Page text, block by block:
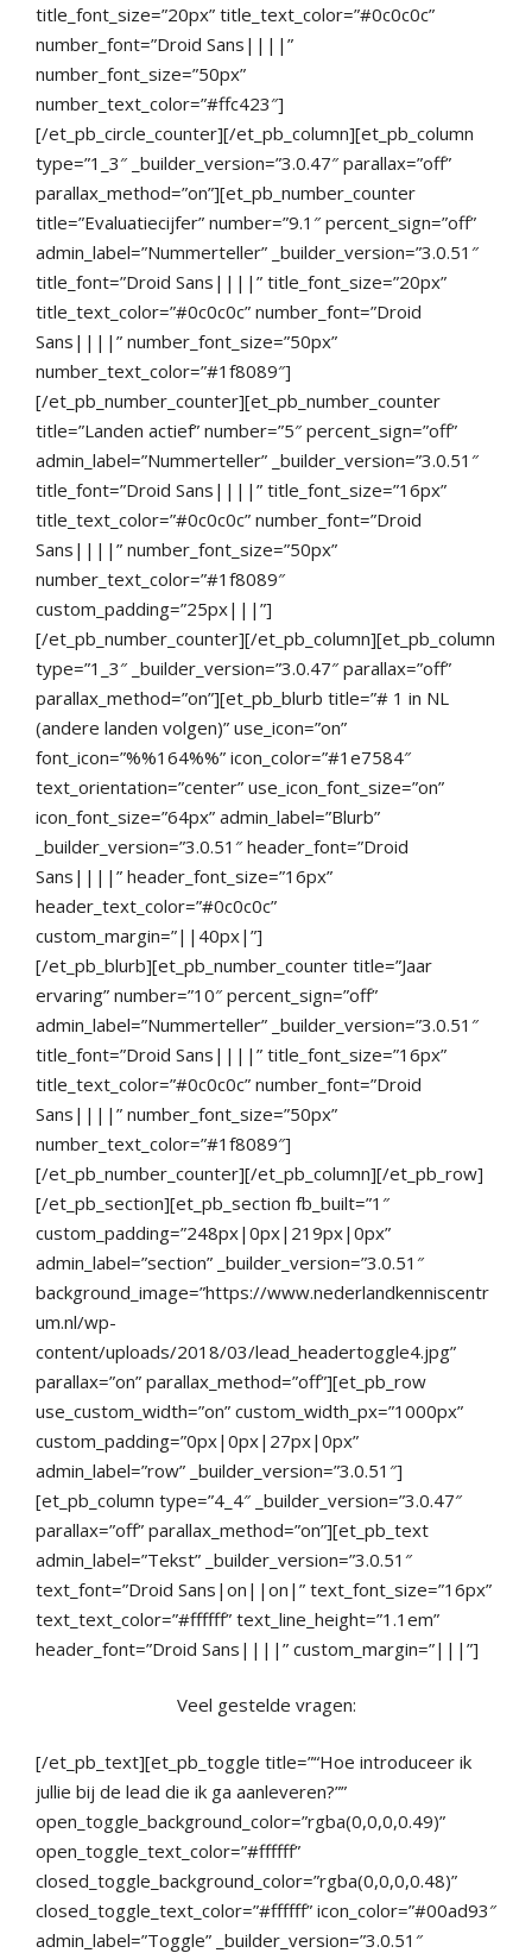
title_font_size=”20px” title_text_color=”#0c0c0c”
number_font=”Droid Sans||||”
number_font_size=”50px”
number_text_color=”#ffc423″]
[/et_pb_circle_counter][/et_pb_column][et_pb_column
type=”1_3″ _builder_version=”3.0.47″ parallax=”off”
parallax_method=”on”][et_pb_number_counter
title=”Evaluatiecijfer” number=”9.1″ percent_sign=”off”
admin_label=”Nummerteller” _builder_version=”3.0.51″
title_font=”Droid Sans||||” title_font_size=”20px”
title_text_color=”#0c0c0c” number_font=”Droid
Sans||||” number_font_size=”50px”
number_text_color=”#1f8089″]
[/et_pb_number_counter][et_pb_number_counter
title=”Landen actief” number=”5″ percent_sign=”off”
admin_label=”Nummerteller” _builder_version=”3.0.51″
title_font=”Droid Sans||||” title_font_size=”16px”
title_text_color=”#0c0c0c” number_font=”Droid
Sans||||” number_font_size=”50px”
number_text_color=”#1f8089″
custom_padding=”25px|||”]
[/et_pb_number_counter][/et_pb_column][et_pb_column
type=”1_3″ _builder_version=”3.0.47″ parallax=”off”
parallax_method=”on”][et_pb_blurb title=”# 1 in NL
(andere landen volgen)” use_icon=”on”
font_icon=”%%164%%” icon_color=”#1e7584″
text_orientation=”center” use_icon_font_size=”on”
icon_font_size=”64px” admin_label=”Blurb”
_builder_version=”3.0.51″ header_font=”Droid
Sans||||” header_font_size=”16px”
header_text_color=”#0c0c0c”
custom_margin=”||40px|”]
[/et_pb_blurb][et_pb_number_counter title=”Jaar
ervaring” number=”10″ percent_sign=”off”
admin_label=”Nummerteller” _builder_version=”3.0.51″
title_font=”Droid Sans||||” title_font_size=”16px”
title_text_color=”#0c0c0c” number_font=”Droid
Sans||||” number_font_size=”50px”
number_text_color=”#1f8089″]
[/et_pb_number_counter][/et_pb_column][/et_pb_row]
[/et_pb_section][et_pb_section fb_built=”1″
custom_padding=”248px|0px|219px|0px”
admin_label=”section” _builder_version=”3.0.51″
background_image=”https://www.nederlandkenniscentr
um.nl/wp-
content/uploads/2018/03/lead_headertoggle4.jpg”
parallax=”on” parallax_method=”off”][et_pb_row
use_custom_width=”on” custom_width_px=”1000px”
custom_padding=”0px|0px|27px|0px”
admin_label=”row” _builder_version=”3.0.51″]
[et_pb_column type=”4_4″ _builder_version=”3.0.47″
parallax=”off” parallax_method=”on”][et_pb_text
admin_label=”Tekst” _builder_version=”3.0.51″
text_font=”Droid Sans|on||on|” text_font_size=”16px”
text_text_color=”#ffffff” text_line_height=”1.1em”
header_font=”Droid Sans||||” custom_margin=”|||”]
Veel gestelde vragen:
[/et_pb_text][et_pb_toggle title=”“Hoe introduceer ik
jullie bij de lead die ik ga aanleveren?””
open_toggle_background_color=”rgba(0,0,0,0.49)”
open_toggle_text_color=”#ffffff”
closed_toggle_background_color=”rgba(0,0,0,0.48)”
closed_toggle_text_color=”#ffffff” icon_color=”#00ad93″
admin_label=”Toggle” _builder_version=”3.0.51″